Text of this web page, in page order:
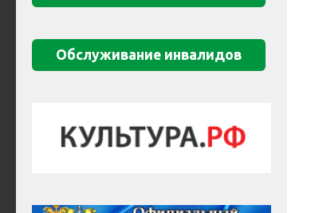
Обслуживание инвалидов